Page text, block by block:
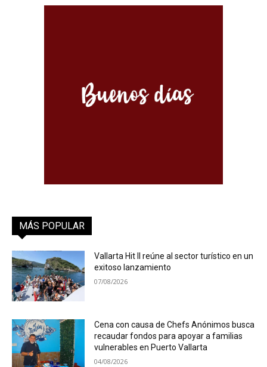
MÁS POPULAR
Vallarta Hit II reúne al sector turístico en un
exitoso lanzamiento
07/08/2026
Cena con causa de Chefs Anónimos busca
recaudar fondos para apoyar a familias
vulnerables en Puerto Vallarta
04/08/2026